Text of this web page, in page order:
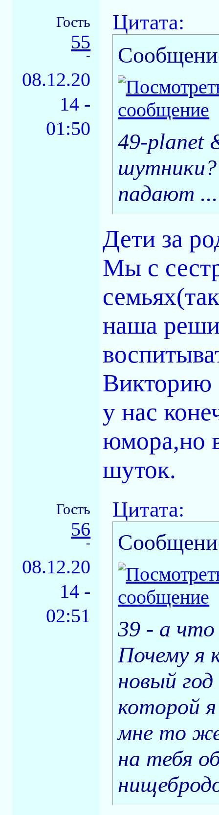
Гость
55
-
08.12.20
14 -
01:50
Цитата:
49-planet
шутники?
падают ...
Дети за
Мы с
наша
Викторию
у нас
юмора,но
шуток.
Гость
56
-
08.12.20
14 -
02:51
Цитата:
39 - а
Почему я
новый
которой
мне то
на тебя